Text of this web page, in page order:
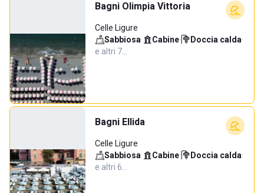
Bagni Olimpia Vittoria
Celle Ligure
Sabbiosa· Cabine· Doccia calda·
e altri 7…
Bagni Ellida
Celle Ligure
Sabbiosa· Cabine· Doccia calda·
e altri 6…